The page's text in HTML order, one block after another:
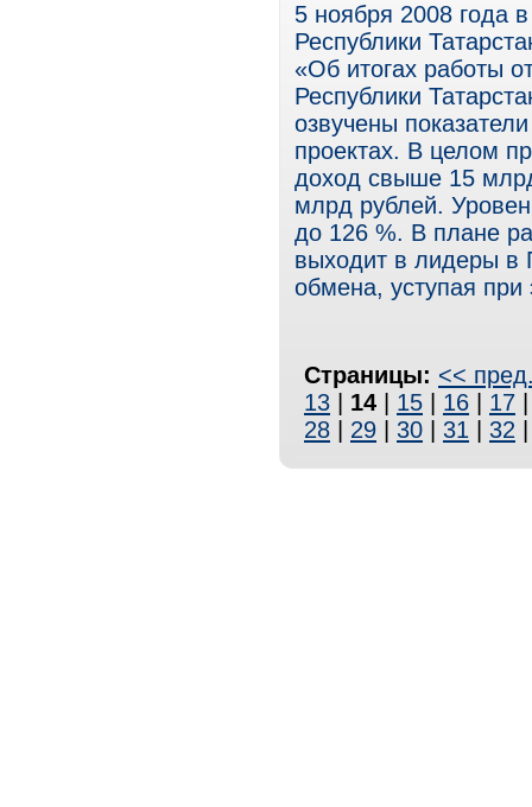
5 ноября 2008 года
Республики
«Об итогах работы
Республики
озвучены
проектах. В целом
доход свыше 15
млрд рублей.
до 126 %. В плане
выходит в лидеры в
обмена, уступая при
Страницы: <<
13
14 15 16 17
28
29 30 31 32